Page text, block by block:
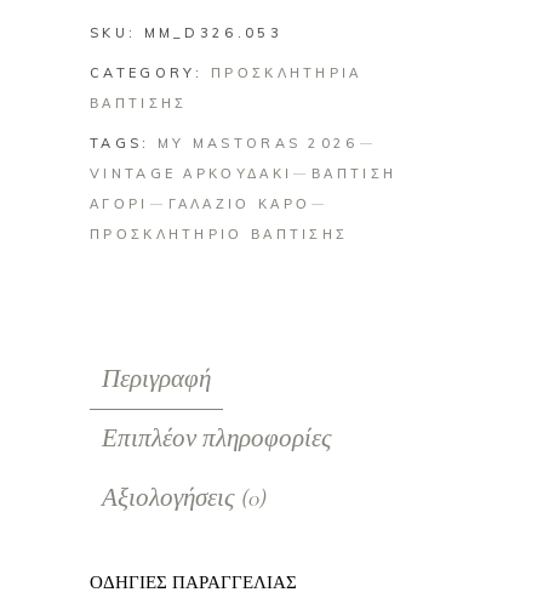
quantity
SKU: MM_D326.053
CATEGORY: ΠΡΟΣΚΛΗΤΗΡΙΑ
ΒΑΠΤΙΣΗΣ
TAGS: MY MASTORAS 2026
VINTAGE ΑΡΚΟΥΔΑΚΙ
ΒΑΠΤΙΣΗ
ΑΓΟΡΙ
ΓΑΛΑΖΙΟ ΚΑΡΟ
ΠΡΟΣΚΛΗΤΗΡΙΟ ΒΑΠΤΙΣΗΣ
Περιγραφή
Επιπλέον πληροφορίες
Αξιολογήσεις (0)
ΟΔΗΓΙΕΣ ΠΑΡΑΓΓΕΛΙΑΣ